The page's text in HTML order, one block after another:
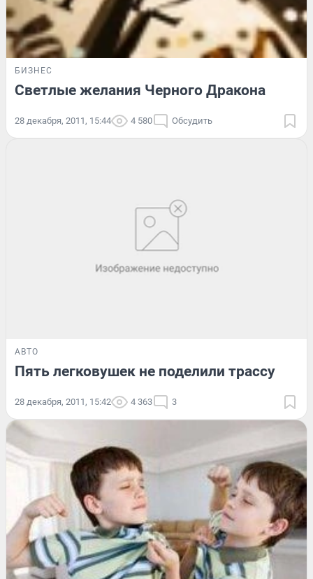
БИЗНЕС
Светлые желания Черного Дракона
28 декабря, 2011, 15:44 4 580 Обсудить
АВТО
Пять легковушек не поделили трассу
28 декабря, 2011, 15:42 4 363 3